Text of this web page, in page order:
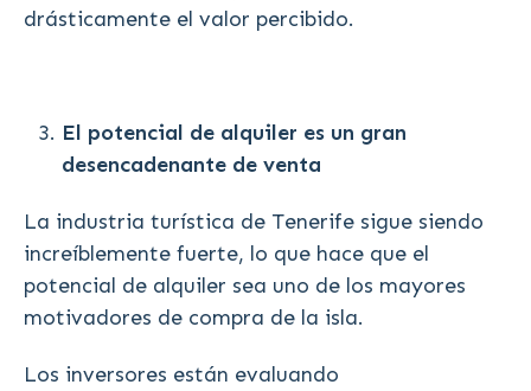
drásticamente el valor percibido.
El potencial de alquiler es un gran
desencadenante de venta
La industria turística de Tenerife sigue siendo
increíblemente fuerte, lo que hace que el
potencial de alquiler sea uno de los mayores
motivadores de compra de la isla.
Los inversores están evaluando